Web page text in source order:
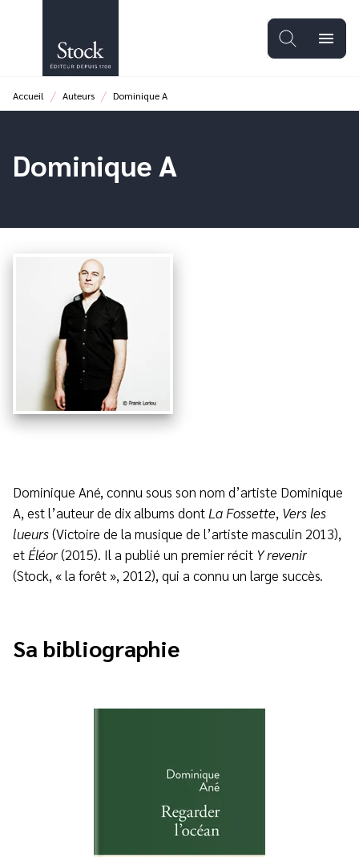
PIED DE PAGE
menu
Accueil / Auteurs / Dominique A
Dominique A
Dominique Ané, connu sous son nom d’artiste Dominique
A, est l’auteur de dix albums dont La Fossette, Vers les
lueurs(Victoire de la musique de l’artiste masculin 2013),
et Éléor(2015). Il a publié un premier récit Y revenir
(Stock, « la forêt », 2012), qui a connu un large succès.
Sa bibliographie